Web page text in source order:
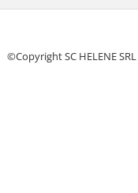
©Copyright SC HELENE